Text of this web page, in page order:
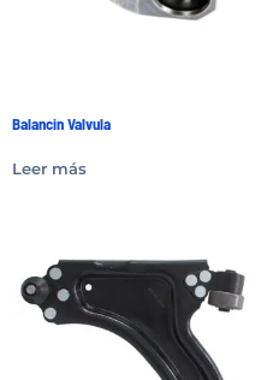
Balancin Valvula
Leer más